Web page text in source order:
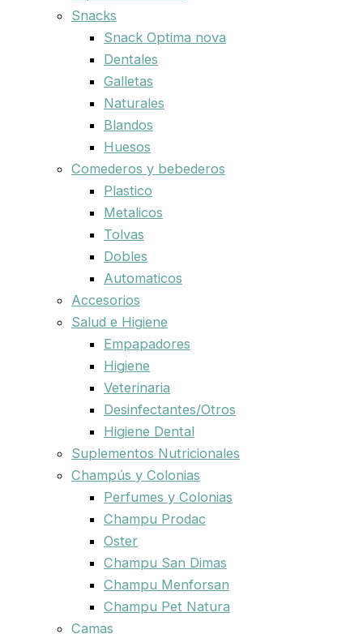
Snacks
Snack Optima nova
Dentales
Galletas
Naturales
Blandos
Huesos
Comederos y bebederos
Plastico
Metalicos
Tolvas
Dobles
Automaticos
Accesorios
Salud e Higiene
Empapadores
Higiene
Veterinaria
Desinfectantes/Otros
Higiene Dental
Suplementos Nutricionales
Champús y Colonias
Perfumes y Colonias
Champu Prodac
Oster
Champu San Dimas
Champu Menforsan
Champu Pet Natura
Camas